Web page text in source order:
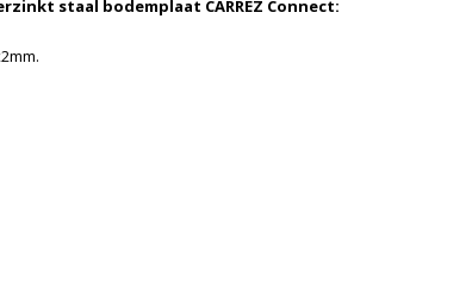
staal bodemplaat CARREZ Connect: